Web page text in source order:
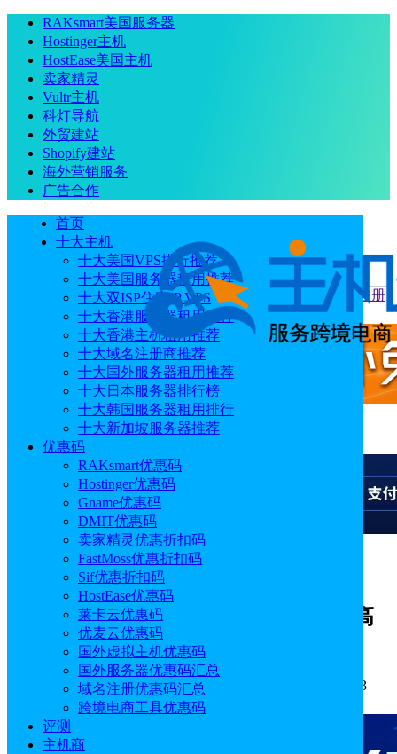
RAKsmart美国服务器
Hostinger主机
HostEase美国主机
卖家精灵
Vultr主机
科灯导航
外贸建站
Shopify建站
海外营销服务
广告合作
首页
十大主机
十大美国VPS排行推荐
十大美国服务器租用推荐
十大双ISP住宅IP VPS
十大香港服务器租用推荐
十大香港主机租用推荐
十大域名注册商推荐
十大国外服务器租用推荐
十大日本服务器排行榜
十大韩国服务器租用排行
十大新加坡服务器推荐
优惠码
RAKsmart优惠码
Hostinger优惠码
Gname优惠码
DMIT优惠码
卖家精灵优惠折扣码
FastMoss优惠折扣码
Sif优惠折扣码
HostEase优惠码
莱卡云优惠码
优麦云优惠码
国外虚拟主机优惠码
国外服务器优惠码汇总
域名注册优惠码汇总
跨境电商工具优惠码
评测
主机商
当前位置：首页 优惠码 Namecheap八月优惠券汇总 域名注册
高达86%折扣 .com域名低至$6.49/年
Namecheap八月优惠券汇总 域名注册高
达86%折扣 .com域名低至$6.49/年
作者: Emily 分类:优惠码
发布时间: 2025.08.11 18:24:33
更新于: 2025.08.11 18:24:33